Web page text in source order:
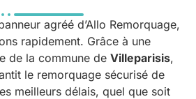
agréé d’Allo Remorquage,
rapidement. Grâce à une
de la commune de Villeparisis,
le remorquage sécurisé de
meilleurs délais, quel que soit